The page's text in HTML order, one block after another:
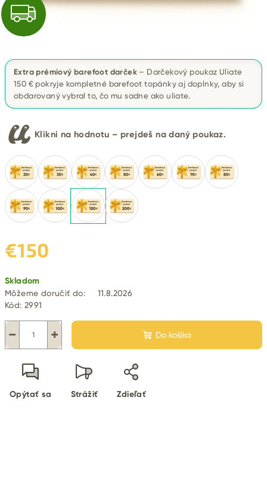
Extra prémiový barefoot darček – Darčekový poukaz Uliate
150 € pokryje kompletné barefoot topánky aj doplnky, aby si
obdarovaný vybral to, čo mu sadne ako uliate.
Klikni na hodnotu – prejdeš na daný poukaz.
€150
cena:
Skladom
Môžeme doručiť do:
11.8.2026
Kód: 2991
+
− Do košíka
Opýtať sa Strážiť Zdieľať
Z
A
D
A
R
M
O